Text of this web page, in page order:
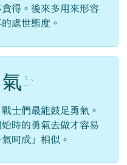
得。後來多用來形容
處世態度。
氣 ㄑ
ㄧ ˋ
士們最能鼓足勇氣。
時的勇氣去做才容易
呵成」相似。